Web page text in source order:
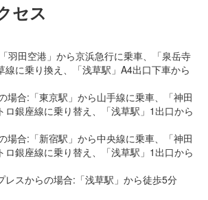
セス
羽田空港」から京浜急行に乗車、「泉岳寺
線に乗り換え、「浅草駅」A4出口下車から
場合:「東京駅」から山手線に乗車、「神田
ロ銀座線に乗り替え、「浅草駅」1出口から
場合:「新宿駅」から中央線に乗車、「神田
ロ銀座線に乗り替え、「浅草駅」1出口から
レスからの場合:「浅草駅」から徒歩5分